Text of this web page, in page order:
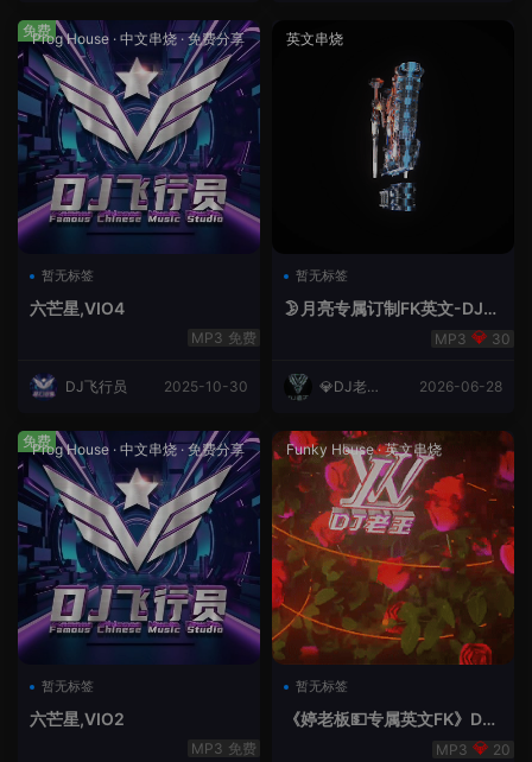
Prog House · 中文串烧·免费分享
暂无标签
六芒星,VIO4
免费
DJ飞行员 2025-10-30
免费 英文串烧
暂无标签
🌛月亮专属订制FK英文-DJ老
30
💎DJ老王
2026-06-28
Prog House · 中文串烧·免费分享
暂无标签
六芒星,VIO2
免费
免费 Funky House·英文串烧
暂无标签
《婷老板💵专属英文FK》DJ
20